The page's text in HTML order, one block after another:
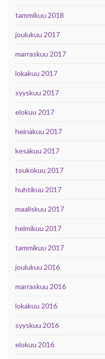
tammikuu 2018
joulukuu 2017
marraskuu 2017
lokakuu 2017
syyskuu 2017
elokuu 2017
heinäkuu 2017
kesäkuu 2017
toukokuu 2017
huhtikuu 2017
maaliskuu 2017
helmikuu 2017
tammikuu 2017
joulukuu 2016
marraskuu 2016
lokakuu 2016
syyskuu 2016
elokuu 2016